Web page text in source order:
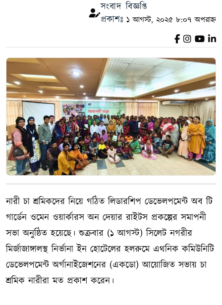
সংবাদ বিজ্ঞপ্তি
প্রকাশঃ ১ আগস্ট, ২০২৫ ৮:০৭ অপরাহ্ন
নারী চা শ্রমিকদের নিয়ে গঠিত লিডারশিপ ডেভেলপমেন্ট অব টি
গার্ডেন ওমেন ওয়ার্কারস অন দেয়ার রাইটস প্রকল্পের সমাপনী
সভা অনুষ্ঠিত হয়েছে। শুক্রবার (১ আগস্ট) সিলেট নগরীর
মির্জাজাঙ্গালস্থ নির্ভানা ইন হোটেলের হলরুমে এথনিক কমিউনিটি
ডেভেলপমেন্ট অর্গানাইজেশনের (একডো) আয়োজিত সভায় চা
শ্রমিক নারীরা মত প্রকাশ করেন।